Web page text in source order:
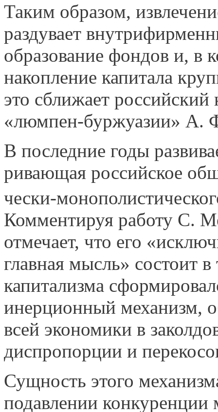
Таким образом,
раздувает
образование фондов и, в
накопление капитала
это сближает
«люмпен-буржуазии» А.
В последние годы
ривающая российское
чески-
Комментируя работу С.
отмечает, что его
главная мысль» состоит
капитализма
инерционный механизм,
всей экономики в
диспропорции и
Сущность этого
подавлении